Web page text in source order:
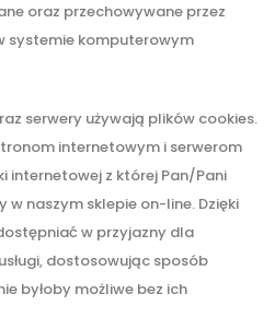
oraz przechowywane przez
systemie komputerowym
serwery używają plików cookies.
internetowym i serwerom
internetowej z której Pan/Pani
w naszym sklepie on-line. Dzięki
w przyjazny dla
dostosowując sposób
byłoby możliwe bez ich